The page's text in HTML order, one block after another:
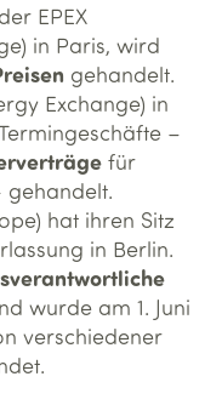
EPEX
in Paris, wird
gehandelt.
Exchange) in
–
für
gehandelt.
hat ihren Sitz
in Berlin.
wurde am 1. Juni
verschiedener